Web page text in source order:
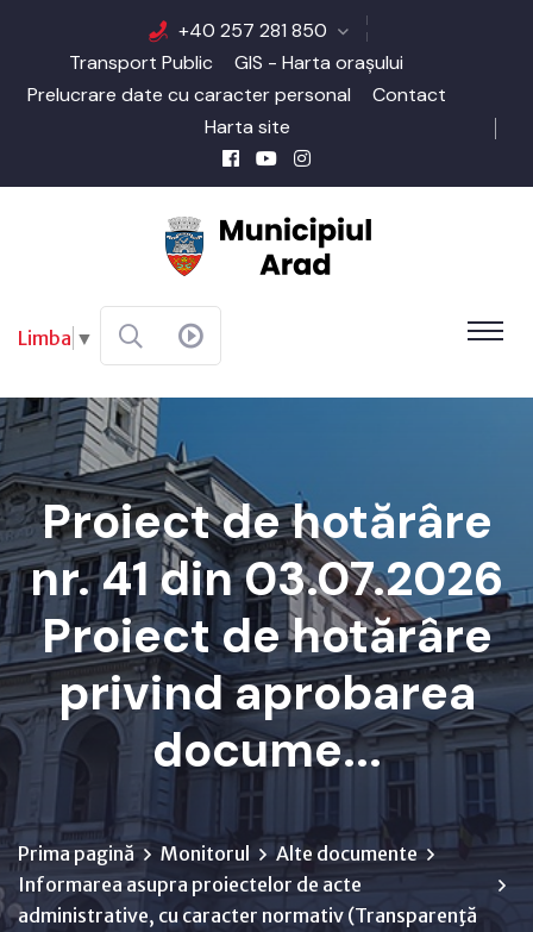
+40 257 281 850
Transport Public
GIS - Harta orașului
Prelucrare date cu caracter personal
Contact
Harta site
Limba ▼
Proiect de hotărâre
nr. 41 din 03.07.2026
Proiect de hotărâre
privind aprobarea
docume...
Prima pagină Monitorul
Alte documente
Informarea asupra proiectelor de acte
administrative, cu caracter normativ (Transparenţă